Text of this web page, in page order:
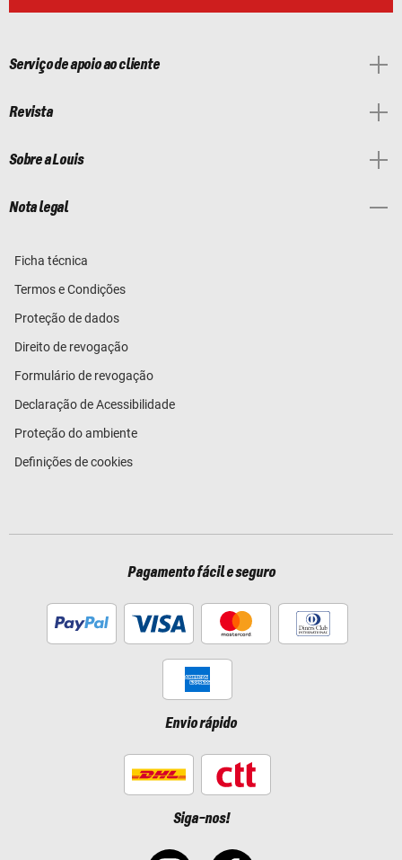
Serviço de apoio ao cliente
Revista
Sobre a Louis
Nota legal
Ficha técnica
Termos e Condições
Proteção de dados
Direito de revogação
Formulário de revogação
Declaração de Acessibilidade
Proteção do ambiente
Definições de cookies
Pagamento fácil e seguro
Envio rápido
Siga-nos!